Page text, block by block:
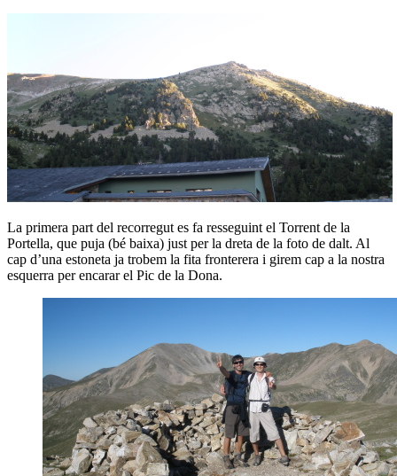
La primera part del recorregut es fa resseguint el Torrent de la
Portella, que puja (bé baixa) just per la dreta de la foto de dalt. Al
cap d’una estoneta ja trobem la fita fronterera i girem cap a la nostra
esquerra per encarar el Pic de la Dona.